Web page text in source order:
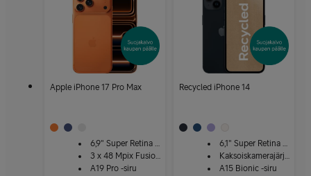
Apple iPhone 17 Pro Max
6,9" Super Retina XDR
3 x 48 Mpix Fusion-kamera
A19 Pro -siru
Recycled iPhone 14
6,1" Super Retina XDR
Kaksoiskamerajärjestelmä
A15 Bionic -siru